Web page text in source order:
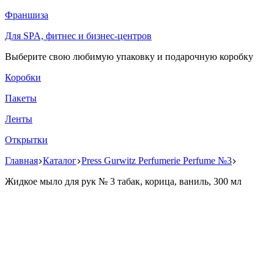
Франшиза
Для SPA, фитнес и бизнес-центров
Выберите свою любимую упаковку и подарочную коробку
Коробки
Пакеты
Ленты
Открытки
Главная Каталог Press Gurwitz Perfumerie Perfume №3
Жидкое мыло для рук № 3 табак, корица, ваниль, 300 мл